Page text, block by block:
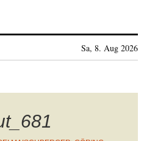
Sa, 8. Aug 2026